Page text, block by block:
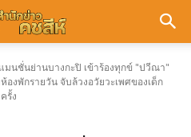
นชั่นย่านบางกะปิ เข้าร้องทุกข์ "ปวีณา"
งพักรายวัน จับล้วงอวัยวะเพศของเด็ก
รั้ง